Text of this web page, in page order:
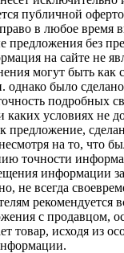
публичной
в любое время
предложения без
на сайте не
могут быть как
однако было
подробных
условиях не
предложение,
на то, что
точности
информации
не всегда
рекомендуется
с продавцом,
товар, исходя из